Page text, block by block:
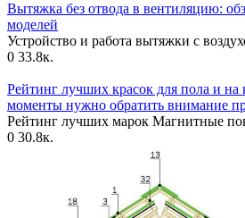
Вытяжка без отвода в вентиляцию:
моделей
Устройство и работа вытяжки с
0 33.8к.
Рейтинг лучших красок для пола и на
моменты нужно обратить внимание
Рейтинг лучших марок Магнитные
0 30.8к.